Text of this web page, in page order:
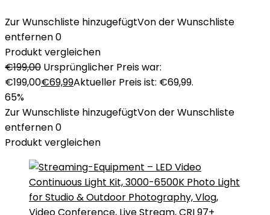
Zur Wunschliste hinzugefügtVon der Wunschliste
entfernen0
Produkt vergleichen
€199,00 Ursprünglicher Preis war:
€199,00€69,99Aktueller Preis ist: €69,99.
65%
Zur Wunschliste hinzugefügtVon der Wunschliste
entfernen0
Produkt vergleichen